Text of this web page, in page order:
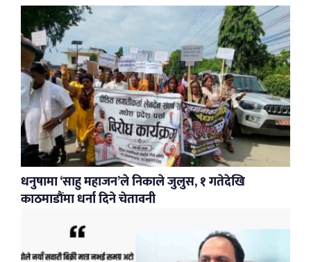
धनुषामा ‘साहु महाजन’ले निकाले जुलुस, १ गतेदेखि
काठमाडौंमा धर्ना दिने चेतावनी